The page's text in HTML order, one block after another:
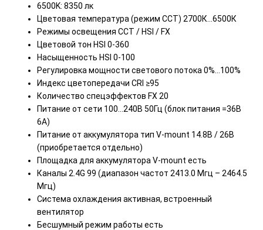
6500K: 8350 лк
Цветовая температура (режим CCT) 2700К…6500К
Режимы освещения CCT / HSI / FX
Цветовой тон HSI 0-360
Насыщенность HSI 0-100
Регулировка мощности светового потока 0%...100%
Индекс цветопередачи CRI ≥95
Количество спецэффектов FX 20
Питание от сети 100…240В 50Гц (блок питания =36В
6А)
Питание от аккумулятора тип V-mount 14.8B / 26В
(приобретается отдельно)
Площадка для аккумулятора V-mount есть
Каналы 2.4G 99 (диапазон частот 2413.0 Мгц – 2464.5
Мгц)
Система охлаждения активная, встроенный
вентилятор
Бесшумный режим работы есть